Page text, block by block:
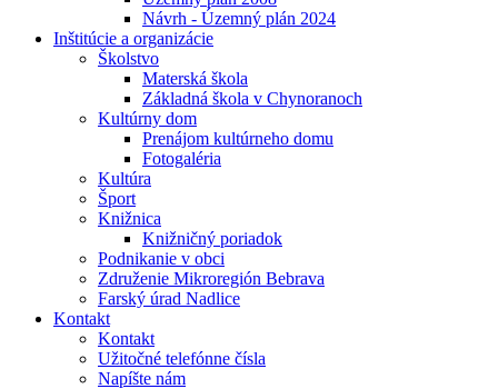
Návrh - Územný plán 2024
Inštitúcie a organizácie
Školstvo
Materská škola
Základná škola v Chynoranoch
Kultúrny dom
Prenájom kultúrneho domu
Fotogaléria
Kultúra
Šport
Knižnica
Knižničný poriadok
Podnikanie v obci
Združenie Mikroregión Bebrava
Farský úrad Nadlice
Kontakt
Kontakt
Užitočné telefónne čísla
Napíšte nám